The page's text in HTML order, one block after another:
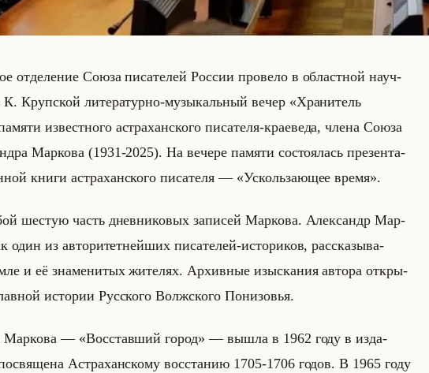
от­де­ле­ние Союза пи­са­те­лей Рос­сии про­ве­ло в об­ласт­ной на­уч­
Круп­ской ли­те­ра­тур­но-му­зы­кальный вечер «Хранитель
из­вест­но­го аст­ра­хан­ско­го пи­са­те­ля-кра­еве­да, члена Союза
Мар­ко­ва (1931-2025). На ве­че­ре па­мя­ти со­сто­ялась пре­зен­та­
книги аст­ра­хан­ско­го пи­са­те­ля — «Ускользающее время».
ше­стую часть днев­ни­ко­вых за­пи­сей Мар­ко­ва. Алек­сандр Мар­
один из ав­то­ри­тет­нейших пи­са­те­лей-ис­то­ри­ков, рас­ска­зы­ва­
и её зна­ме­ни­тых жи­те­лях. Ар­хив­ные изыс­ка­ния ав­то­ра от­кры­
ис­то­рии Рус­ско­го Волж­ско­го По­ни­зо­вья.
Мар­ко­ва — «Восставший город» — вышла в 1962 году в из­да­
Аст­ра­хан­ско­му вос­ста­нию 1705-1706 годов. В 1965 году